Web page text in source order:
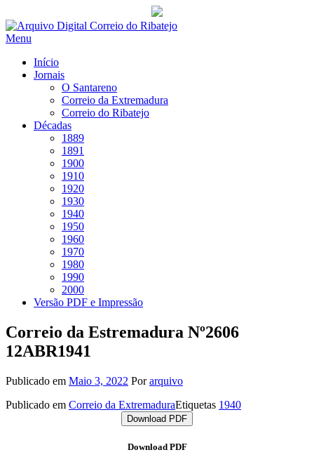
Saltar
para
Menu
Início
Jornais
O Santareno
Correio da Extremadura
Correio do Ribatejo
Décadas
1889
1891
1900
1910
1920
1930
1940
1950
1960
1970
1980
1990
2000
Versão PDF e Impressão
Correio da Estremadura Nº2606
12ABR1941
Publicado em Maio 3, 2022 Porarquivo
Publicado em Correio da ExtremaduraEtiquetas 1940
Download PDF
Download PDF